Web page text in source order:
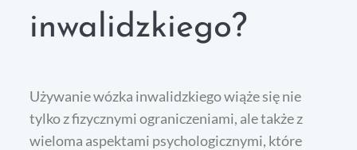
inwalidzkiego?
Używanie wózka inwalidzkiego wiąże się nie
tylko z fizycznymi ograniczeniami, ale także z
wieloma aspektami psychologicznymi, które